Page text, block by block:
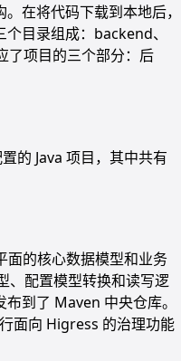
在将代码下载到本地后，
目录组成：backend、
项目的三个部分：后
的 Java 项目，其中共有
的核心数据模型和业务
、配置模型转换和读写逻
到了 Maven 中央仓库。
面向 Higress 的治理功能